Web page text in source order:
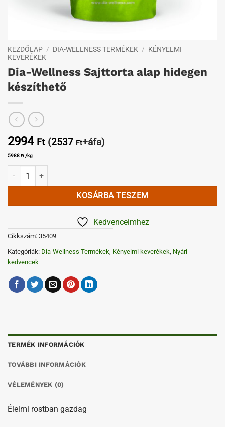
KEZDŐLAP / DIA-WELLNESS TERMÉKEK / KÉNYELMI
KEVERÉKEK
Dia-Wellness Sajttorta alap hidegen
készíthető
2994 Ft (2537 Ft+áfa)
5988 Ft /kg
Dia-Wellness Sajttorta alap hidegen készíthető mennyiség
KOSÁRBA TESZEM
Kedvenceimhez
Cikkszám: 35409
Kategóriák: Dia-Wellness Termékek, Kényelmi keverékek, Nyári
kedvencek
TERMÉK INFORMÁCIÓK
TOVÁBBI INFORMÁCIÓK
VÉLEMÉNYEK (0)
Élelmi rostban gazdag